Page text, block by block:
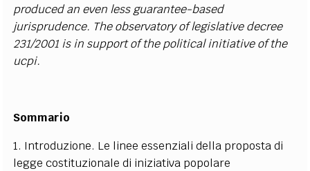
produced an even less guarantee-based
jurisprudence. The observatory of legislative decree
231/2001 is in support of the political initiative of the
ucpi.
Sommario
1. Introduzione. Le linee essenziali della proposta di
legge costituzionale di iniziativa popolare